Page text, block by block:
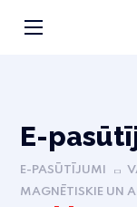
Е-
E-PASŪTĪJUMI
MAGNĒTISKIE UN